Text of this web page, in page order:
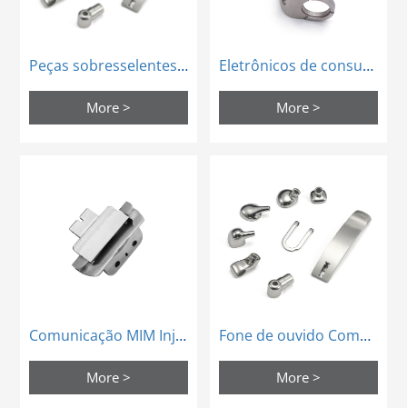
Peças sobresselentes do telefone celular da moldagem por injeção de MIM da comunicação
More >
Eletrônicos de consumo MIM Injeção Moldagem em forma de peças estruturais
More >
Comunicação MIM Injeção Moldagem de Carregamento Base Eixo Dobradiça Peças
More >
Fone de ouvido Comunicação Peças de moldagem por injeção em aço inoxidável mim
More >